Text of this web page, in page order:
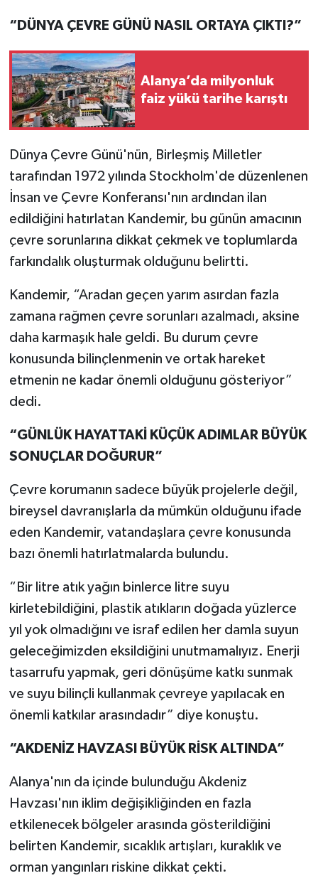
“DÜNYA ÇEVRE GÜNÜ NASIL ORTAYA ÇIKTI?”
Alanya’da milyonluk
faiz yükü tarihe karıştı
Dünya Çevre Günü'nün, Birleşmiş Milletler
tarafından 1972 yılında Stockholm'de düzenlenen
İnsan ve Çevre Konferansı'nın ardından ilan
edildiğini hatırlatan Kandemir, bu günün amacının
çevre sorunlarına dikkat çekmek ve toplumlarda
farkındalık oluşturmak olduğunu belirtti.
Kandemir, “Aradan geçen yarım asırdan fazla
zamana rağmen çevre sorunları azalmadı, aksine
daha karmaşık hale geldi. Bu durum çevre
konusunda bilinçlenmenin ve ortak hareket
etmenin ne kadar önemli olduğunu gösteriyor”
dedi.
“GÜNLÜK HAYATTAKİ KÜÇÜK ADIMLAR BÜYÜK
SONUÇLAR DOĞURUR”
Çevre korumanın sadece büyük projelerle değil,
bireysel davranışlarla da mümkün olduğunu ifade
eden Kandemir, vatandaşlara çevre konusunda
bazı önemli hatırlatmalarda bulundu.
“Bir litre atık yağın binlerce litre suyu
kirletebildiğini, plastik atıkların doğada yüzlerce
yıl yok olmadığını ve israf edilen her damla suyun
geleceğimizden eksildiğini unutmamalıyız. Enerji
tasarrufu yapmak, geri dönüşüme katkı sunmak
ve suyu bilinçli kullanmak çevreye yapılacak en
önemli katkılar arasındadır” diye konuştu.
“AKDENİZ HAVZASI BÜYÜK RİSK ALTINDA”
Alanya'nın da içinde bulunduğu Akdeniz
Havzası'nın iklim değişikliğinden en fazla
etkilenecek bölgeler arasında gösterildiğini
belirten Kandemir, sıcaklık artışları, kuraklık ve
orman yangınları riskine dikkat çekti.